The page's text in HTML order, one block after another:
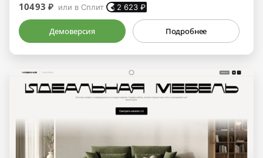
10493 ₽ или в Сплит 2 623 ₽
Демоверсия Подробнее